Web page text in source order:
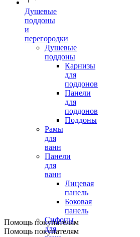
Душевые
поддоны
и
перегородки
Душевые
поддоны
Карнизы
для
поддонов
Панели
для
поддонов
Поддоны
Рамы
для
ванн
Панели
для
ванн
Лицевая
панель
Боковая
панель
Сифоны
для
Помощь покупателям
Помощь покупателям